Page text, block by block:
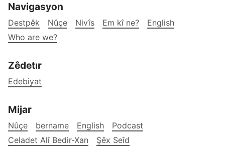
Navigasyon
Destpêk Nûçe Nivîs Em kî ne?
English
Who are we?
Zêdetır
Edebiyat
Mijar
Nûçe bername English
Podcast
Celadet Alî Bedir-Xan
Şêx Seîd